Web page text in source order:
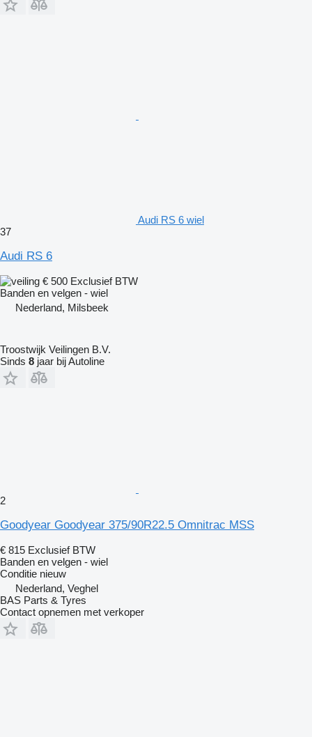
Audi RS 6 wiel
37
Audi RS 6
€ 500 Exclusief BTW
Banden en velgen - wiel
Nederland, Milsbeek
Troostwijk Veilingen B.V.
Sinds 8 jaar bij Autoline
2
Goodyear Goodyear 375/90R22.5 Omnitrac MSS
€ 815 Exclusief BTW
Banden en velgen - wiel
Conditie nieuw
Nederland, Veghel
BAS Parts & Tyres
Contact opnemen met verkoper